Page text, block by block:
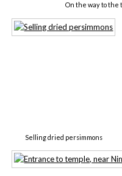
On the way to the
Selling dried persimmons